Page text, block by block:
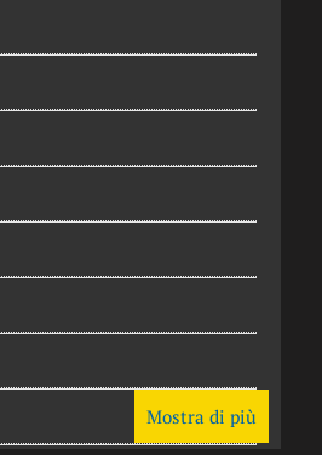
Mostra di più